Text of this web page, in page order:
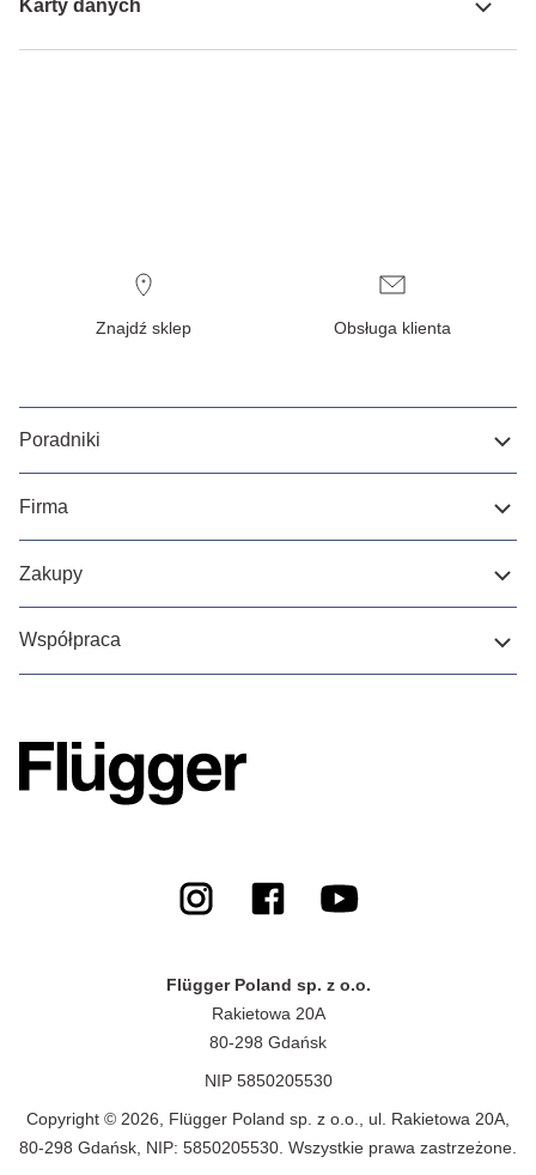
Karty danych
Znajdź sklep Obsługa klienta
Poradniki
Firma
Zakupy
Współpraca
Flügger Poland sp. z o.o.
Rakietowa 20A
80-298 Gdańsk
NIP 5850205530
Copyright © 2026, Flügger Poland sp. z o.o., ul. Rakietowa 20A,
80-298 Gdańsk, NIP: 5850205530. Wszystkie prawa zastrzeżone.